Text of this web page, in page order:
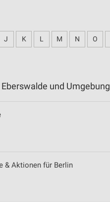
J K L M N O
und Umgebung
& Aktionen für Berlin